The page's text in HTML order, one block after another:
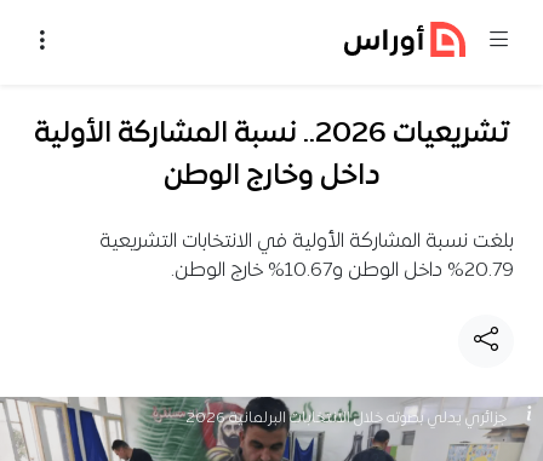
تشريعيات 2026.. نسبة المشاركة الأولية
داخل وخارج الوطن
بلغت نسبة المشاركة الأولية في الانتخابات التشريعية
20.79% داخل الوطن و10.67% خارج الوطن.
جزائري يدلي بصوته خلال الانتخابات البرلمانية 2026